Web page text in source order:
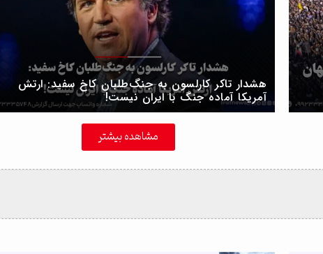
هشدار تاکر کارلسون به جنگ‌طلبان کاخ سفید: ارتش
آمریکا آماده جنگ با ایران نیست!
مشاهده بیشتر